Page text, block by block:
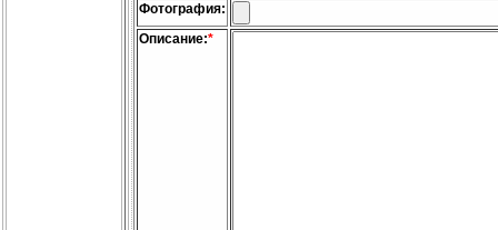
Фотография:
Описание:*